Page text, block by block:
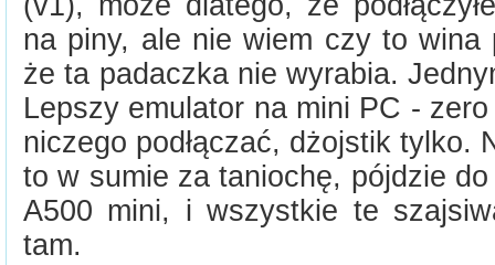
na piny, ale nie wiem czy to wina
że ta padaczka nie wyrabia.
Lepszy emulator na mini PC -
niczego podłączać, dżojstik tylko.
to w sumie za taniochę, pójdzie
A500 mini, i wszystkie te
tam.